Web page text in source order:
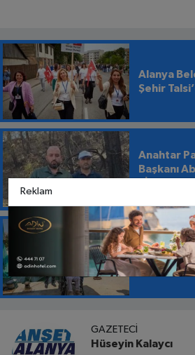
Alanya
Şehir
Anahtar
Başkanı
Başkan
GAZETECI
Hüseyin Kalaycı
Reklam